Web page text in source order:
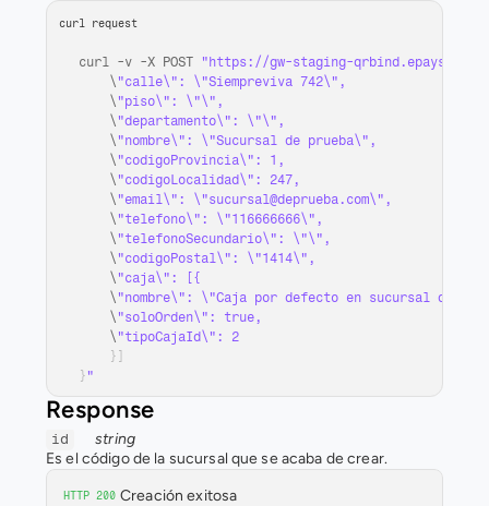
curl request
curl -v -X POST
"https://gw-staging-
    \
    \
    \
    \
    \
    \
    \
    \
    \
    \
    \
    \
    \
    \
}
} "
Response
id
string
Es el código de la sucursal que se acaba de crear.
HTTP 200 Creación exitosa